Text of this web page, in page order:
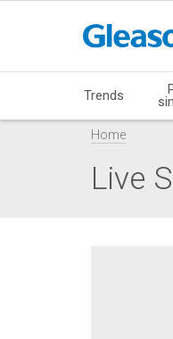
Trends
Home
Live